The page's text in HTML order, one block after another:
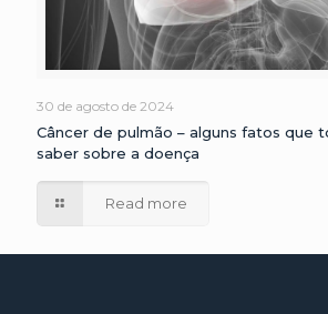
30 de agosto de 2024
Câncer de pulmão – alguns fatos que
saber sobre a doença
Read more